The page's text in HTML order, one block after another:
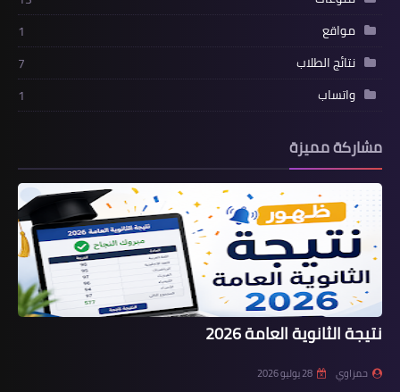
مواقع
1
نتائج الطلاب
7
واتساب
1
مشاركة مميزة
نتيجة الثانوية العامة 2026
حمزاوي 28 يوليو 2026